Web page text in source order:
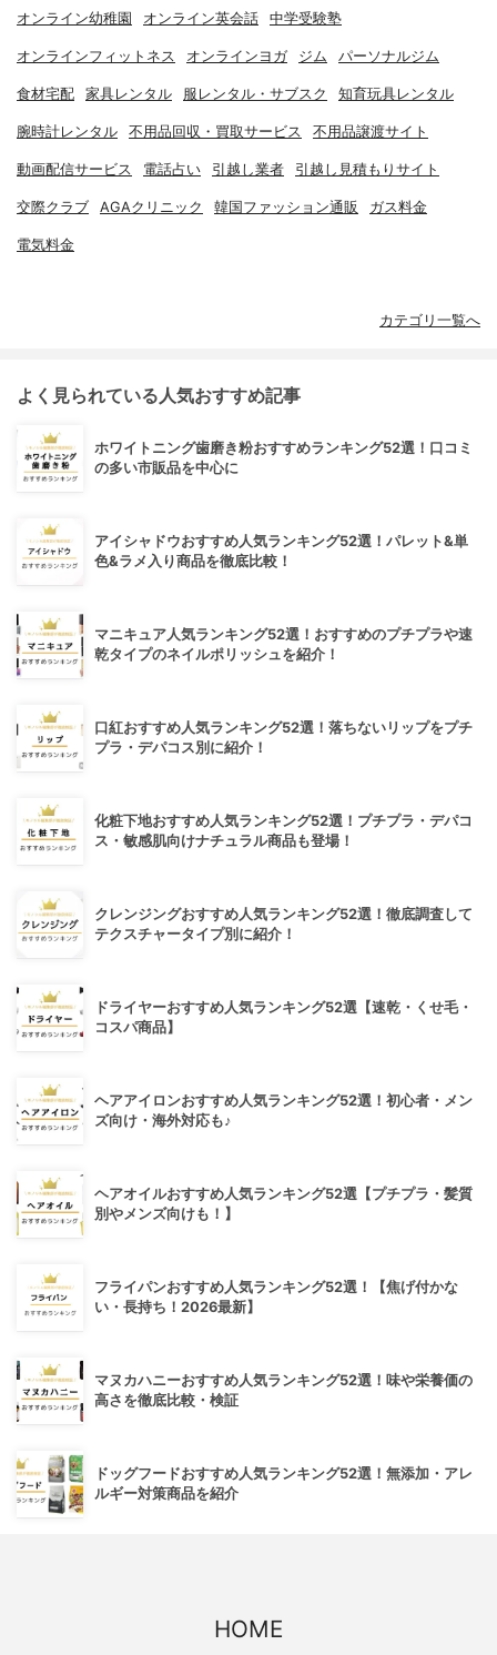
オンライン幼稚園 オンライン英会話 中学受験塾
オンラインフィットネス オンラインヨガ ジム パーソナルジム
食材宅配 家具レンタル 服レンタル・サブスク 知育玩具レンタル
腕時計レンタル 不用品回収・買取サービス 不用品譲渡サイト
動画配信サービス 電話占い 引越し業者 引越し見積もりサイト
交際クラブ AGAクリニック 韓国ファッション通販 ガス料金
電気料金
カテゴリ一覧へ
よく見られている人気おすすめ記事
ホワイトニング歯磨き粉おすすめランキング52選！口コミ
の多い市販品を中心に
アイシャドウおすすめ人気ランキング52選！パレット&単
色&ラメ入り商品を徹底比較！
マニキュア人気ランキング52選！おすすめのプチプラや速
乾タイプのネイルポリッシュを紹介！
口紅おすすめ人気ランキング52選！落ちないリップをプチ
プラ・デパコス別に紹介！
化粧下地おすすめ人気ランキング52選！プチプラ・デパコ
ス・敏感肌向けナチュラル商品も登場！
クレンジングおすすめ人気ランキング52選！徹底調査して
テクスチャータイプ別に紹介！
ドライヤーおすすめ人気ランキング52選【速乾・くせ毛・
コスパ商品】
ヘアアイロンおすすめ人気ランキング52選！初心者・メン
ズ向け・海外対応も♪
ヘアオイルおすすめ人気ランキング52選【プチプラ・髪質
別やメンズ向けも！】
フライパンおすすめ人気ランキング52選！【焦げ付かな
い・長持ち！2026最新】
マヌカハニーおすすめ人気ランキング52選！味や栄養価の
高さを徹底比較・検証
ドッグフードおすすめ人気ランキング52選！無添加・アレ
ルギー対策商品を紹介
HOME